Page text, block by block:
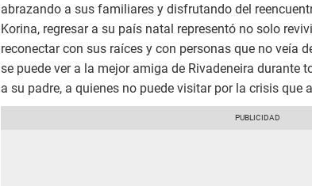
abrazando a sus familiares y disfrutando del
Korina, regresar a su país natal representó no solo
reconectar con sus raíces y con personas que no veía
se puede ver a la mejor amiga de Rivadeneira durante
a su padre, a quienes no puede visitar por la crisis que